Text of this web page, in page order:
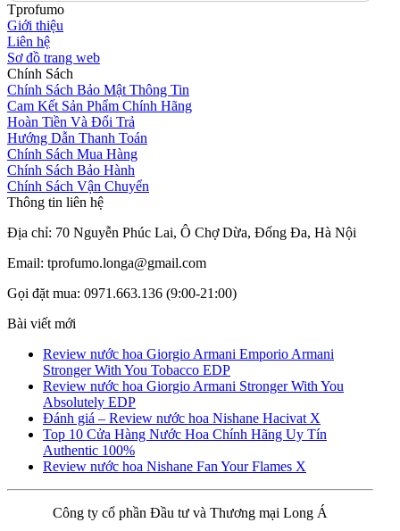
Tprofumo
Giới thiệu
Liên hệ
Sơ đồ trang web
Chính Sách
Chính Sách Bảo Mật Thông Tin
Cam Kết Sản Phẩm Chính Hãng
Hoàn Tiền Và Đổi Trả
Hướng Dẫn Thanh Toán
Chính Sách Mua Hàng
Chính Sách Bảo Hành
Chính Sách Vận Chuyển
Thông tin liên hệ
Địa chỉ: 70 Nguyễn Phúc Lai, Ô Chợ Dừa, Đống Đa, Hà Nội
Email: tprofumo.longa@gmail.com
Gọi đặt mua: 0971.663.136 (9:00-21:00)
Bài viết mới
Review nước hoa Giorgio Armani Emporio Armani
Stronger With You Tobacco EDP
Review nước hoa Giorgio Armani Stronger With You
Absolutely EDP
Đánh giá – Review nước hoa Nishane Hacivat X
Top 10 Cửa Hàng Nước Hoa Chính Hãng Uy Tín
Authentic 100%
Review nước hoa Nishane Fan Your Flames X
Công ty cổ phần Đầu tư và Thương mại Long Á